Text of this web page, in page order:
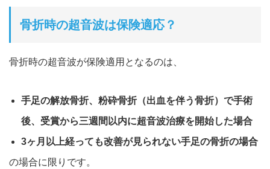
骨折時の超音波は保険適応？
骨折時の超音波が保険適用となるのは、
手足の解放骨折、粉砕骨折（出血を伴う骨折）で手術
後、受賞から三週間以内に超音波治療を開始した場合
3ヶ月以上経っても改善が見られない手足の骨折の場合
の場合に限りです。